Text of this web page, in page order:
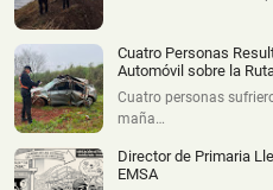
Cuatro Personas
Automóvil sobre la
Cuatro personas
maña…
Director de Primaria
EMSA